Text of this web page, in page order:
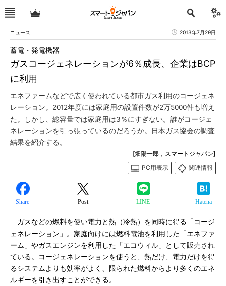
ニュース 2013年7月29日
ガスコージェネレーションが6％成長、企業はBCP
に利用
蓄電・発電機器
エネファームなどで広く使われている都市ガス利用のコージェネ
レーション。2012年度には家庭用の設置件数が2万5000件も増え
た。しかし、総容量では家庭用は3％にすぎない。誰がコージェ
ネレーションを引っ張っているのだろうか。日本ガス協会の調査
結果を紹介する。
[畑陽一郎，スマートジャパン]
PC用表示
関連情報
Share Post LINE Hatena
ガスなどの燃料を使い電力と熱（冷熱）を同時に得る「コージ
ェネレーション」。家庭向けには燃料電池を利用した「エネファ
ーム」やガスエンジンを利用した「エコウィル」として販売され
ている。コージェネレーションを使うと、熱だけ、電力だけを得
るシステムよりも効率がよく、限られた燃料からより多くのエネ
ルギーを引き出すことができる。